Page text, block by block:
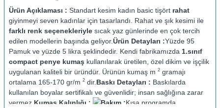
Ürün Açıklaması : Standart kesim kadın basic tişört rahat
giyinmeyi seven kadınlar için tasarlandı. Rahat ve şık kesimi ile
farklı renk seçenekleriyle sıcak yaz günlerinde en çok tercih
edilen modellerin başında geliyor.Ürün Detayları :Yüzde 95
Pamuk ve yüzde 5 likra şeklindedir. Kendi fabrikamızda 1.sınıf
compact penye kumaş kullanılarak üretilen, özel dikim ve işçilik
uygulanan kaliteli bir üründür. Ürünün kumaş m 2 gramajı
ortalama 165-170 gr/m 2 dir. Baskı Detayları : Baskılarda
kullanılan boyalar sertifikalı ve güvenlidir; insan sağlığına zarar
vermez. Kumaş Kalınlığı : Bakım :Kısa programda